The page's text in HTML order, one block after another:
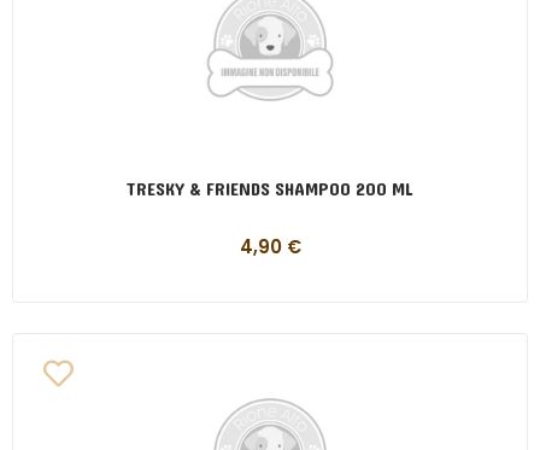
TRESKY & FRIENDS SHAMPOO 200 ML
4,90 €